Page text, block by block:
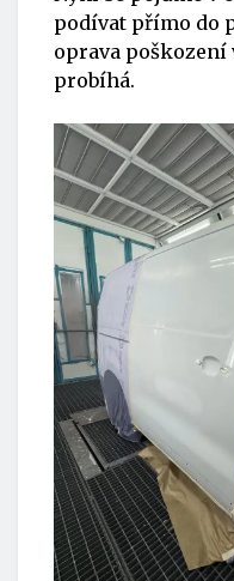
podívat přímo do
oprava
probíhá.